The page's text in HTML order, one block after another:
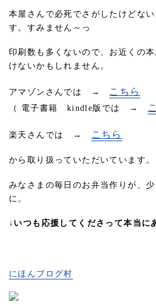
本屋さんで必死でさがしたけどな
す。すみません～っ
印刷数も多くないので、お近くの
けないかもしれません。
アマゾンさんでは → こちら
（ 電子書籍 kindle版では →
楽天さんでは → こちら
から取り扱っていただいています。
みなさまの毎日のお弁当作りが、
に。
↓いつも応援してくださって本当に
にほんブログ村